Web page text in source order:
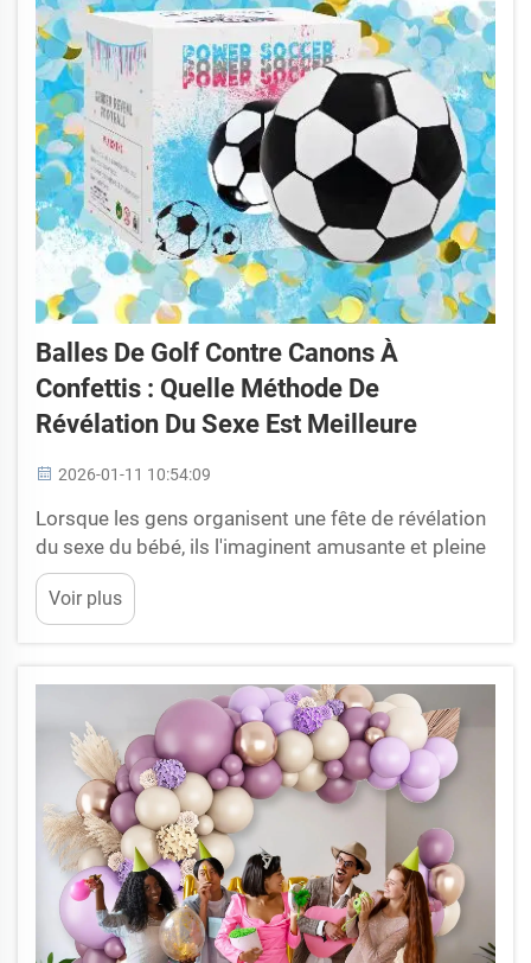
Balles De Golf Contre Canons À
Confettis : Quelle Méthode De
Révélation Du Sexe Est Meilleure
2026-01-11 10:54:09
Lorsque les gens organisent une fête de révélation
du sexe du bébé, ils l'imaginent amusante et pleine
de surprises. Le choix de la meilleure façon de
révéler si le bébé est un garçon ou une fille peut
faire toute la différence. Deux options populaires
confettis. Chacun a ses propres...
Voir plus